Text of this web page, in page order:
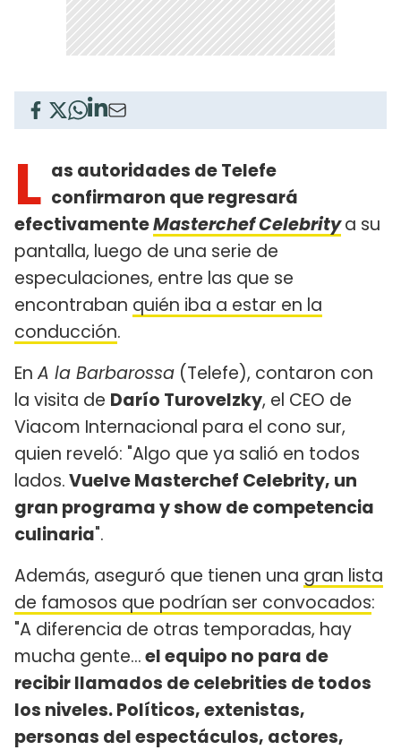
L as autoridades de Telefe
confirmaron que regresará
efectivamenteMasterchef Celebritya su
pantalla, luego de una serie de
especulaciones, entre las que se
encontraban quién iba a estar en la
conducción.
EnA la Barbarossa (Telefe), contaron con
la visita de Darío Turovelzky, el CEO de
Viacom Internacional para el cono sur,
quien reveló: "Algo que ya salió en todos
lados.Vuelve Masterchef Celebrity, un
gran programa y show de competencia
culinaria".
Además, aseguró que tienen una gran lista
de famosos que podrían ser convocados:
"A diferencia de otras temporadas, hay
mucha gente...el equipo no para de
recibir llamados de celebrities de todos
los niveles. Políticos, extenistas,
personas del espectáculos, actores,